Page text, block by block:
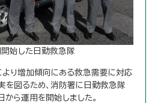
始した日勤救急隊
り増加傾向にある救急需要に対応
を図るため、消防署に日勤救急隊
から運用を開始しました。